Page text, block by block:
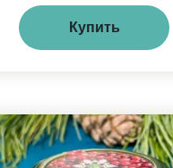
Купить